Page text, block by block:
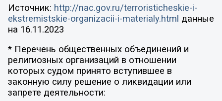
Источник: http://nac.gov.ru/terroristicheskie-i-
ekstremistskie-organizacii-i-materialy.html данные
на 16.11.2023
* Перечень общественных объединений и
религиозных организаций в отношении
которых судом принято вступившее в
законную силу решение о ликвидации или
запрете деятельности: